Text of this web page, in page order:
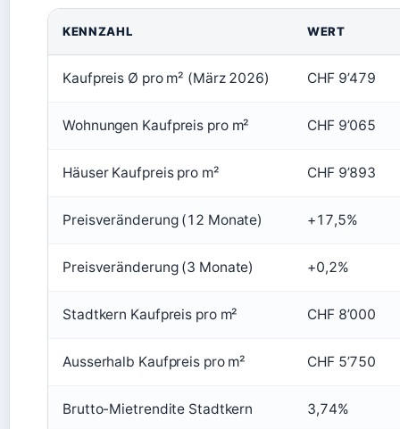
KENNZAHL WERT
Kaufpreis Ø pro m² (März 2026) CHF 9’479
Wohnungen Kaufpreis pro m² CHF 9’065
Häuser Kaufpreis pro m² CHF 9’893
Preisveränderung (12 Monate) +17,5%
Preisveränderung (3 Monate) +0,2%
Stadtkern Kaufpreis pro m² CHF 8’000
Ausserhalb Kaufpreis pro m² CHF 5’750
Brutto-Mietrendite Stadtkern 3,74%